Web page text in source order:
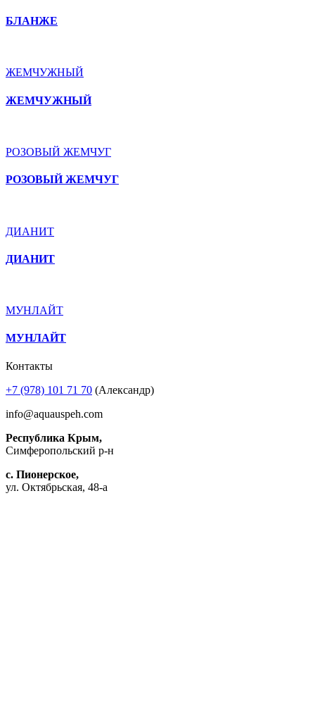
БЛАНЖЕ
ЖЕМЧУЖНЫЙ
ЖЕМЧУЖНЫЙ
РОЗОВЫЙ ЖЕМЧУГ
РОЗОВЫЙ ЖЕМЧУГ
ДИАНИТ
ДИАНИТ
МУНЛАЙТ
МУНЛАЙТ
Контакты
+7 (978) 101 71 70 (Александр)
info@aquauspeh.com
Республика Крым,
Симферопольский р-н
с. Пионерское,
ул. Октябрьская, 48-а